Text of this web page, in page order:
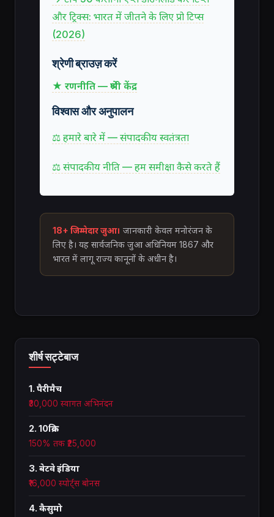
और ट्रिक्स: भारत में जीतने के लिए प्रो टिप्स
(2026)
श्रेणी ब्राउज़ करें
★ रणनीति — श्रेणी केंद्र
विश्वास और अनुपालन
⚖ हमारे बारे में — संपादकीय स्वतंत्रता
⚖ संपादकीय नीति — हम समीक्षा कैसे करते हैं
18+ जिम्मेदार जुआ। जानकारी केवल मनोरंजन के
लिए है। यह सार्वजनिक जुआ अधिनियम 1867 और
भारत में लागू राज्य कानूनों के अधीन है।
शीर्ष सट्टेबाज
1. पैरीमैच
₹30,000 स्वागत अभिनंदन
2. 10क्रिक
150% तक ₹25,000
3. बेटवे इंडिया
₹16,000 स्पोर्ट्स बोनस
4. कैसुमो